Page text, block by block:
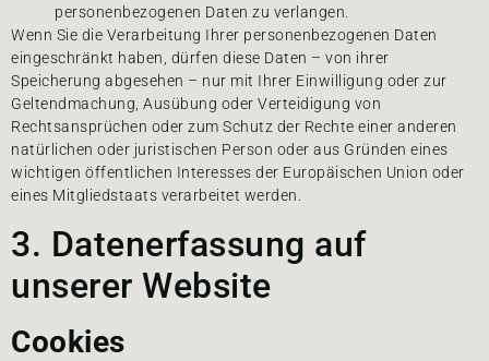
personenbezogenen Daten zu verlangen.
Wenn Sie die Verarbeitung Ihrer personenbezogenen Daten
eingeschränkt haben, dürfen diese Daten – von ihrer
Speicherung abgesehen – nur mit Ihrer Einwilligung oder zur
Geltendmachung, Ausübung oder Verteidigung von
Rechtsansprüchen oder zum Schutz der Rechte einer anderen
natürlichen oder juristischen Person oder aus Gründen eines
wichtigen öffentlichen Interesses der Europäischen Union oder
eines Mitgliedstaats verarbeitet werden.
3. Datenerfassung auf
unserer Website
Cookies